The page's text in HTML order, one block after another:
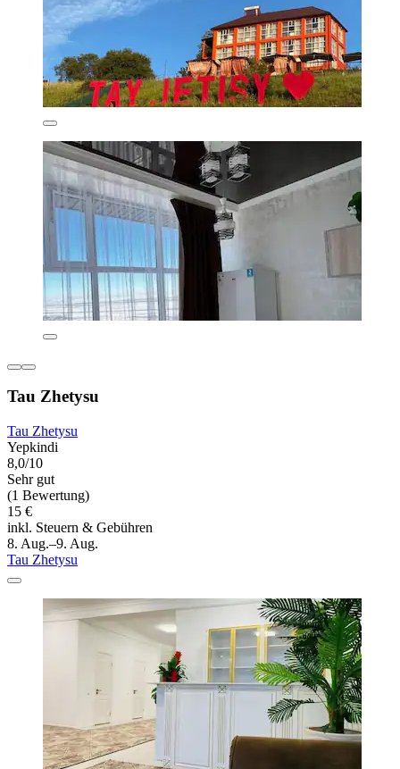
Tau Zhetysu
Tau Zhetysu
Yepkindi
8,0/10
Sehr gut
(1 Bewertung)
15 €
inkl. Steuern & Gebühren
8. Aug.–9. Aug.
Tau Zhetysu